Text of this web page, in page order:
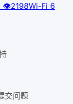
👁2198Wi-Fi 6
交问题